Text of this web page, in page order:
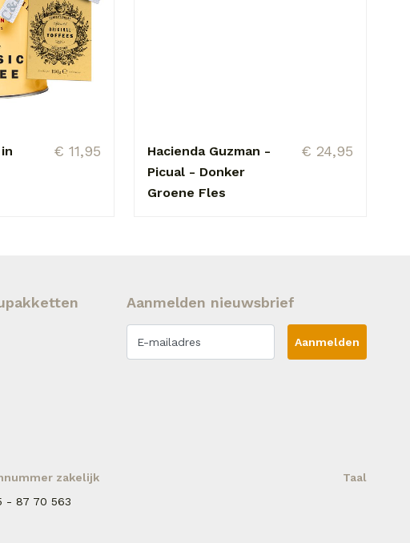
€ 11,95
Hacienda Guzman -
Picual - Donker
Groene Fles
€ 24,95
Aanmelden nieuwsbrief
Aanmelden
zakelijk
- 87 70 563
Taal